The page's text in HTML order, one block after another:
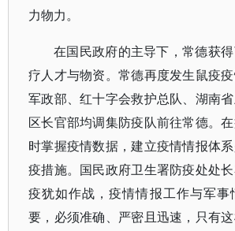
力物力。
在国民政府的主导下，常德获
疗人才与物资。常德再度发生鼠疫
军政部、红十字会救护总队、湖南
区长官部均调集防疫队前往常德。
时掌握疫情数据，建立疫情情报体
疫措施。国民政府卫生署防疫处处
疫犹如作战，疫情情报工作与军事
要，必须准确、严密且迅速，只有